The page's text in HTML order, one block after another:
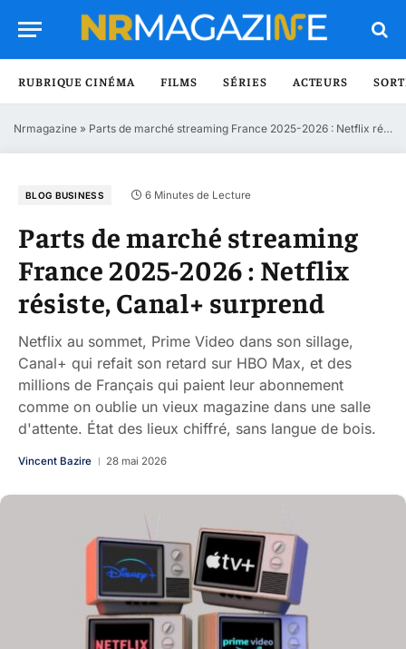
RUBRIQUE CINÉMA FILMS SÉRIES ACTEURS
Nrmagazine » Parts de marché streaming France 2025-2026 : Netflix résiste, Canal+ surprend
BLOG BUSINESS 6 Minutes de Lecture
Parts de marché streaming
France 2025-2026 : Netflix
résiste, Canal+ surprend
Netflix au sommet, Prime Video dans son sillage,
Canal+ qui refait son retard sur HBO Max, et des
millions de Français qui paient leur abonnement
comme on oublie un vieux magazine dans une salle
d'attente. État des lieux chiffré, sans langue de bois.
Vincent Bazire 28 mai 2026